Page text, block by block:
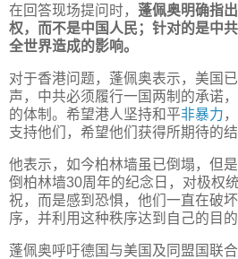
在回答现场提问时， 蓬佩奥明确指
权，而不是中国人民；针对的是中
全世界造成的影响。
对于香港问题，蓬佩奥表示，美国
声，中共必须履行一国两制的承诺
的体制。希望港人坚持和平非暴力
支持他们，希望他们获得所期待的结
他表示，如今柏林墙虽已倒塌，但
倒柏林墙30周年的纪念日，对极权
祝，而是感到恐惧，他们一直在破
序，并利用这种秩序达到自己的目的
蓬佩奥呼吁德国与美国及同盟国联